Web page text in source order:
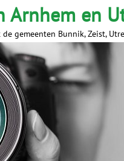
Arnhem en
gemeenten Bunnik, Zeist,